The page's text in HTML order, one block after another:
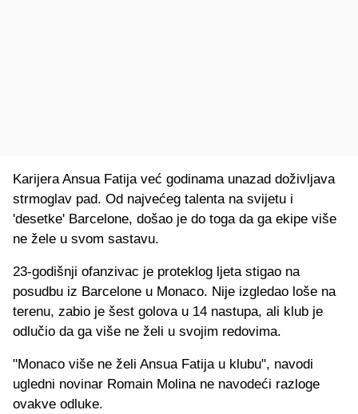
Karijera Ansua Fatija već godinama unazad doživljava
strmoglav pad. Od najvećeg talenta na svijetu i
'desetke' Barcelone, došao je do toga da ga ekipe više
ne žele u svom sastavu.
23-godišnji ofanzivac je proteklog ljeta stigao na
posudbu iz Barcelone u Monaco. Nije izgledao loše na
terenu, zabio je šest golova u 14 nastupa, ali klub je
odlučio da ga više ne želi u svojim redovima.
"Monaco više ne želi Ansua Fatija u klubu", navodi
ugledni novinar Romain Molina ne navodeći razloge
ovakve odluke.